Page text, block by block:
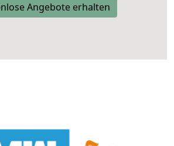
Angebote erhalten